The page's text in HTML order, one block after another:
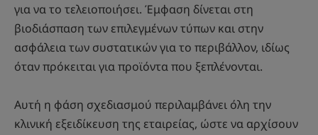
για να το τελειοποιήσει. Έμφαση δίνεται στη
βιοδιάσπαση των επιλεγμένων τύπων και στην
ασφάλεια των συστατικών για το περιβάλλον, ιδίως
όταν πρόκειται για προϊόντα που ξεπλένονται.
Αυτή η φάση σχεδιασμού περιλαμβάνει όλη την
κλινική εξειδίκευση της εταιρείας, ώστε να αρχίσουν